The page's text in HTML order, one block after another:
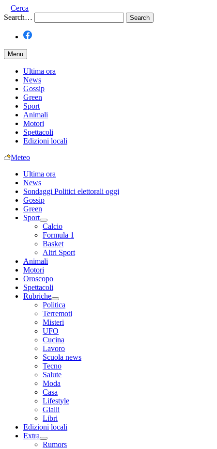
Cerca
Search…
Menu
Ultima ora
News
Gossip
Green
Sport
Animali
Motori
Spettacoli
Edizioni locali
Meteo
Ultima ora
News
Sondaggi Politici elettorali oggi
Gossip
Green
Sport
Calcio
Formula 1
Basket
Altri Sport
Animali
Motori
Oroscopo
Spettacoli
Rubriche
Politica
Terremoti
Misteri
UFO
Cucina
Lavoro
Scuola news
Tecno
Salute
Moda
Casa
Lifestyle
Gialli
Libri
Edizioni locali
Extra
Rumors